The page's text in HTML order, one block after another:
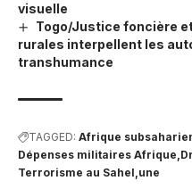
visuelle
Togo/Justice foncière
rurales interpellent les
transhumance
TAGGED: Afrique
Dépenses militaires Afrique
Terrorisme au Sahel une